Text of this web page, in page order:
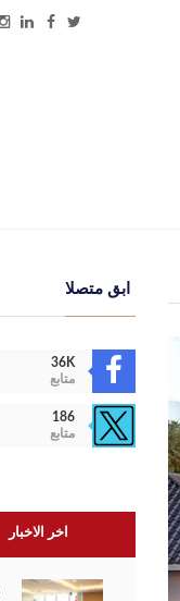
ابق متصلا
36K
متابع
186
متابع
اخر الاخبار